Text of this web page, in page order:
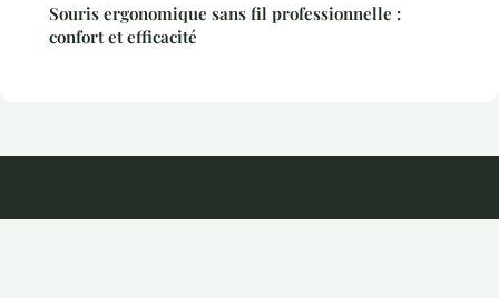
Souris ergonomique sans fil professionnelle :
confort et efficacité
Kayira